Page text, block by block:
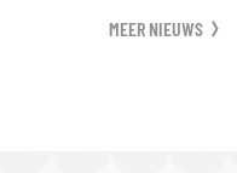
MEER NIEUWS